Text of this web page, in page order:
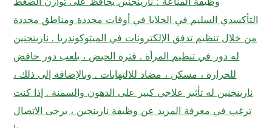
التأكسدي السليم في الخلايا في أوقات محددة ومناطق محددة
من خلال تنظيم تدفق الإلكترونات في الميتوكوندريا . نارينجنين
له دور في تنظيم المرأة . فترة الحيض ، يلعب دور خافض
للحرارة ، مسكن ، مضاد للالتهابات . وبالإضافة إلى ذلك ،
نارينجنين له تأثير علاجي كبير على الدهون والسمنة . إذا كنت
ترغب في معرفة المزيد عن وظيفة نارينجين ، يرجى الاتصال